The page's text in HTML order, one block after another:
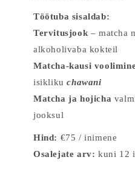
Töötuba sisaldab:
Tervitusjook– matcha
alkoholivaba kokteil
Matcha-kausi
isiklikuchawani
Matcha ja hojicha
jooksul
Hind: €75 / inimene
Osalejate arv: kuni 12